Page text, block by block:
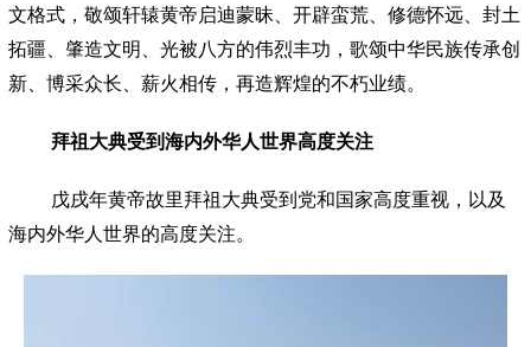
文格式，敬颂轩辕黄帝启迪蒙昧、开辟蛮荒、修德怀远、封土
拓疆、肇造文明、光被八方的伟烈丰功，歌颂中华民族传承创
新、博采众长、薪火相传，再造辉煌的不朽业绩。
拜祖大典受到海内外华人世界高度关注
戊戌年黄帝故里拜祖大典受到党和国家高度重视，以及
海内外华人世界的高度关注。